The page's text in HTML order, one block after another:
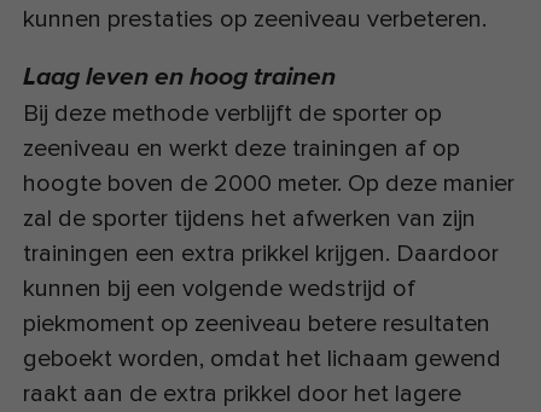
kunnen prestaties op zeeniveau verbeteren.
Laag leven en hoog trainen
Bij deze methode verblijft de sporter op
zeeniveau en werkt deze trainingen af op
hoogte boven de 2000 meter. Op deze manier
zal de sporter tijdens het afwerken van zijn
trainingen een extra prikkel krijgen. Daardoor
kunnen bij een volgende wedstrijd of
piekmoment op zeeniveau betere resultaten
geboekt worden, omdat het lichaam gewend
raakt aan de extra prikkel door het lagere